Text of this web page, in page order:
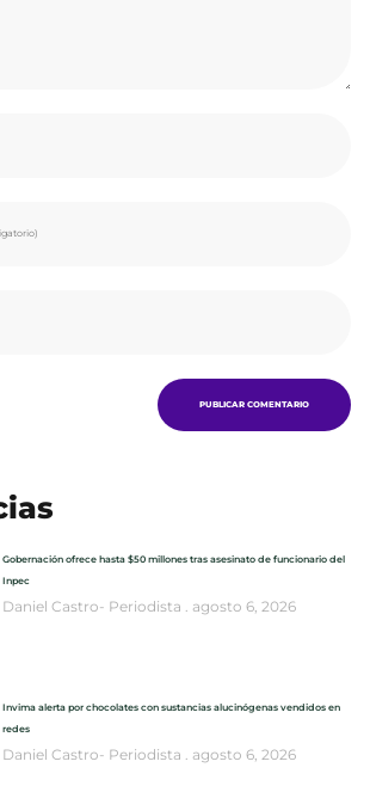
Gobernación ofrece hasta $50 millones tras asesinato de funcionario del
Inpec
Daniel Castro- Periodista agosto 6, 2026
Invima alerta por chocolates con sustancias alucinógenas vendidos en
redes
Daniel Castro- Periodista agosto 6, 2026